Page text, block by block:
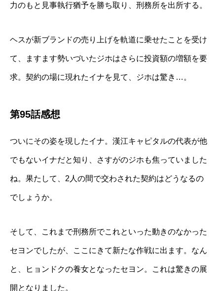
力のもと見事執行猶予を勝ち取り、刑務所を出所する。
ヘスが新ブランドの売り上げを軌道に乗せたことを受け
て、ますます勢いづいたジホはさらに投資額の増額を要
求。契約の場に現れたイナを見て、ジホは驚き…。
第95話感想
ついにその姿を現したイナ。漢江キャピタルの代表が他
でもないイナだと知り、さすがのジホも焦っていました
ね。果たして、2人の間で交わされた契約はどうなるの
でしょうか。
そして、これまで刑務所でこれといった動きのなかった
セヨンでしたが、ここにきて新たな作戦に出ます。なん
と、ヒョンドクの養女となったセヨン。これは驚きの展
開となりました。